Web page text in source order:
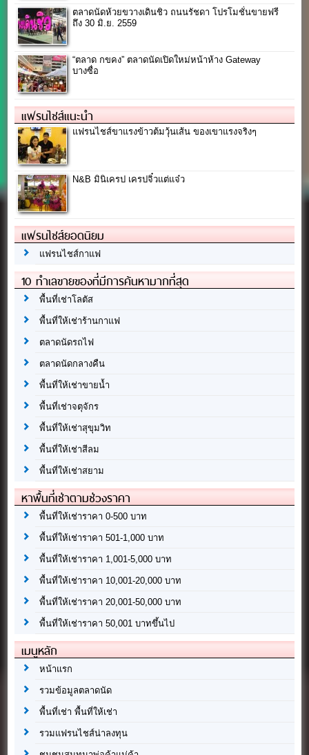
ตลาดนัดห้วยขวางเดินชิว ถนนรัชดา โปรโมชั่นขายฟรี
ถึง 30 มิ.ย. 2559
“ตลาด กขคง” ตลาดนัดเปิดใหม่หน้าห้าง Gateway
บางซื่อ
แฟรนไชส์แนะนำ
แฟรนไชส์ขาแรงข้าวต้มวุ้นเส้น ของเขาแรงจริงๆ
N&B มินิเครป เครปจิ๋วแต่แจ๋ว
แฟรนไชส์ยอดนิยม
แฟรนไชส์กาแฟ
10 ทำเลขายของที่มีการค้นหามากที่สุด
พื้นที่เช่าโลตัส
พื้นที่ให้เช่าร้านกาแฟ
ตลาดนัดรถไฟ
ตลาดนัดกลางคืน
พื้นที่ให้เช่าขายน้ำ
พื้นที่เช่าจตุจักร
พื้นที่ให้เช่าสุขุมวิท
พื้นที่ให้เช่าสีลม
พื้นที่ให้เช่าสยาม
หาพื้นที่เช่าตามช่วงราคา
พื้นที่ให้เช่าราคา 0-500 บาท
พื้นที่ให้เช่าราคา 501-1,000 บาท
พื้นที่ให้เช่าราคา 1,001-5,000 บาท
พื้นที่ให้เช่าราคา 10,001-20,000 บาท
พื้นที่ให้เช่าราคา 20,001-50,000 บาท
พื้นที่ให้เช่าราคา 50,001 บาทขึ้นไป
เมนูหลัก
หน้าแรก
รวมข้อมูลตลาดนัด
พื้นที่เช่า พื้นที่ให้เช่า
รวมแฟรนไชส์น่าลงทุน